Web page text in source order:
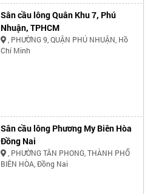
Sân cầu lông Quân Khu 7, Phú
Nhuận, TPHCM
, PHƯỜNG 9, QUẬN PHÚ NHUẬN, Hồ
Chí Minh
Sân cầu lông Phương My Biên Hòa
Đồng Nai
, PHƯỜNG TÂN PHONG, THÀNH PHỐ
BIÊN HÒA, Đồng Nai